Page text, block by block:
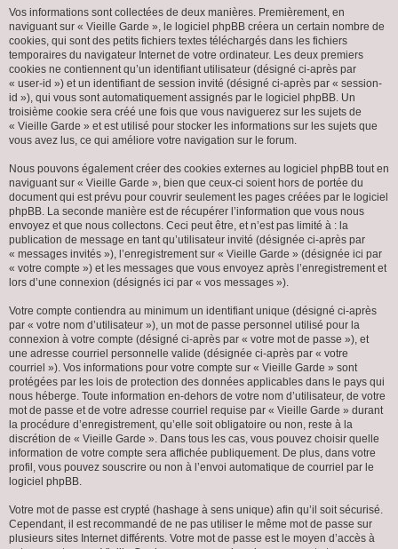
Vos informations sont collectées de deux manières. Premièrement, en
naviguant sur « Vieille Garde », le logiciel phpBB créera un certain nombre de
cookies, qui sont des petits fichiers textes téléchargés dans les fichiers
temporaires du navigateur Internet de votre ordinateur. Les deux premiers
cookies ne contiennent qu’un identifiant utilisateur (désigné ci-après par
« user-id ») et un identifiant de session invité (désigné ci-après par « session-
id »), qui vous sont automatiquement assignés par le logiciel phpBB. Un
troisième cookie sera créé une fois que vous naviguerez sur les sujets de
« Vieille Garde » et est utilisé pour stocker les informations sur les sujets que
vous avez lus, ce qui améliore votre navigation sur le forum.
Nous pouvons également créer des cookies externes au logiciel phpBB tout en
naviguant sur « Vieille Garde », bien que ceux-ci soient hors de portée du
document qui est prévu pour couvrir seulement les pages créées par le logiciel
phpBB. La seconde manière est de récupérer l’information que vous nous
envoyez et que nous collectons. Ceci peut être, et n’est pas limité à : la
publication de message en tant qu’utilisateur invité (désignée ci-après par
« messages invités »), l’enregistrement sur « Vieille Garde » (désignée ici par
« votre compte ») et les messages que vous envoyez après l’enregistrement et
lors d’une connexion (désignés ici par « vos messages »).
Votre compte contiendra au minimum un identifiant unique (désigné ci-après
par « votre nom d’utilisateur »), un mot de passe personnel utilisé pour la
connexion à votre compte (désigné ci-après par « votre mot de passe »), et
une adresse courriel personnelle valide (désignée ci-après par « votre
courriel »). Vos informations pour votre compte sur « Vieille Garde » sont
protégées par les lois de protection des données applicables dans le pays qui
nous héberge. Toute information en-dehors de votre nom d’utilisateur, de votre
mot de passe et de votre adresse courriel requise par « Vieille Garde » durant
la procédure d’enregistrement, qu’elle soit obligatoire ou non, reste à la
discrétion de « Vieille Garde ». Dans tous les cas, vous pouvez choisir quelle
information de votre compte sera affichée publiquement. De plus, dans votre
profil, vous pouvez souscrire ou non à l’envoi automatique de courriel par le
logiciel phpBB.
Votre mot de passe est crypté (hashage à sens unique) afin qu’il soit sécurisé.
Cependant, il est recommandé de ne pas utiliser le même mot de passe sur
plusieurs sites Internet différents. Votre mot de passe est le moyen d’accès à